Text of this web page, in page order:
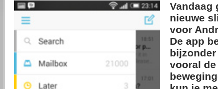
Vandaag
nieuwe
voor
De app
vooral